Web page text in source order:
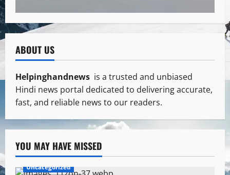
ABOUT US
Helpinghandnews is a trusted and unbiased
Hindi news portal dedicated to delivering accurate,
fast, and reliable news to our readers.
YOU MAY HAVE MISSED
Uncategorized